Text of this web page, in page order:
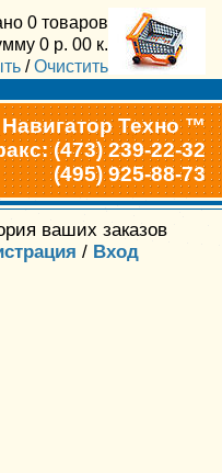
0 товаров
0 р. 00 к.
/Очистить
Навигатор Техно ™
(473) 239-22-32
(495) 925-88-73
ваших заказов
/ Вход